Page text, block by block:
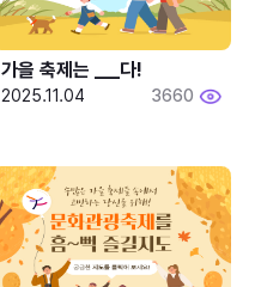
2025.11.04 3660